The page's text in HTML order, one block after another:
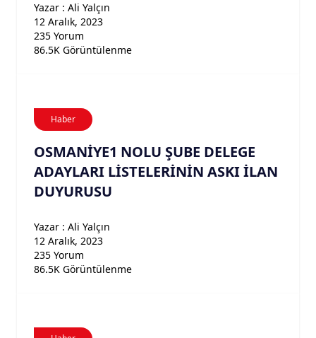
Yazar : Ali Yalçın
12 Aralık, 2023
235 Yorum
86.5K Görüntülenme
Haber
OSMANİYE1 NOLU ŞUBE DELEGE
ADAYLARI LİSTELERİNİN ASKI İLAN
DUYURUSU
Yazar : Ali Yalçın
12 Aralık, 2023
235 Yorum
86.5K Görüntülenme